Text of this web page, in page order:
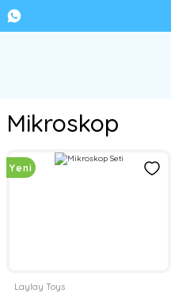
Mikroskop
Yeni
Laylay Toys